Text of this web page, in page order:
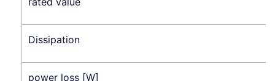
Dissipation
power loss [W]